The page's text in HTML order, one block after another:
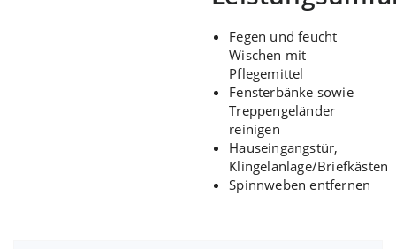
Fegen und feucht
Wischen mit
Pflegemittel
Fensterbänke sowie
Treppengeländer
reinigen
Hauseingangstür,
Klingelanlage/Briefkästen
Spinnweben entfernen